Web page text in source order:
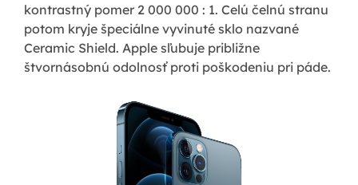
kontrastný pomer 2 000 000 : 1. Celú čelnú stranu
potom kryje špeciálne vyvinuté sklo nazvané
Ceramic Shield. Apple sľubuje približne
štvornásobnú odolnosť proti poškodeniu pri páde.